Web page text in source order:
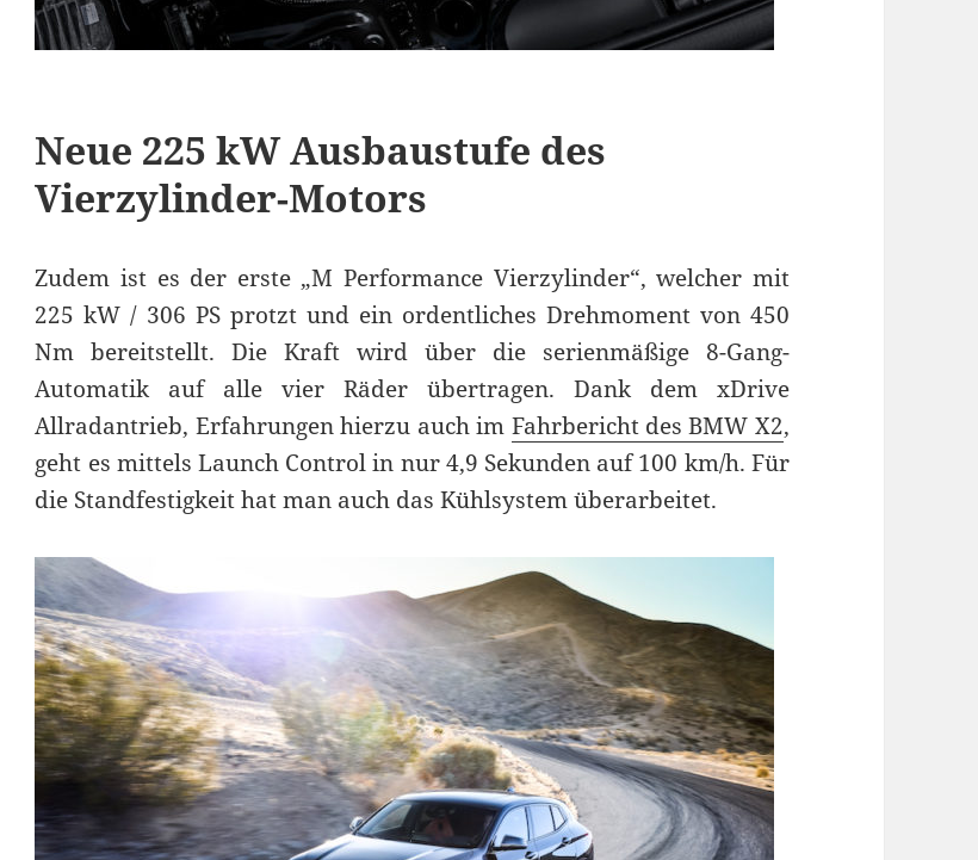
Neue 225 kW Ausbaustufe des
Vierzylinder-Motors
Zudem ist es der erste „M Performance Vierzylinder“, welcher mit
225 kW / 306 PS protzt und ein ordentliches Drehmoment von 450
Nm bereitstellt. Die Kraft wird über die serienmäßige 8-Gang-
Automatik auf alle vier Räder übertragen. Dank dem xDrive
Allradantrieb, Erfahrungen hierzu auch im Fahrbericht des BMW X2,
geht es mittels Launch Control in nur 4,9 Sekunden auf 100 km/h. Für
die Standfestigkeit hat man auch das Kühlsystem überarbeitet.